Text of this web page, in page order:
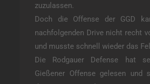
zuzulassen.
Doch die Offense der GGD
nachfolgenden Drive nicht recht
und musste schnell wieder das
Die Rodgauer Defense hat
Gießener Offense gelesen und